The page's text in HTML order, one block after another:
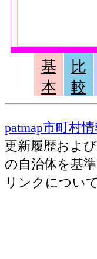
基
本
比
較
patmap市町村
更新履歴およ
の自治体を基
リンクについ